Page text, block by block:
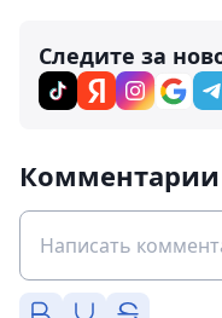
Следите за
Комментарии